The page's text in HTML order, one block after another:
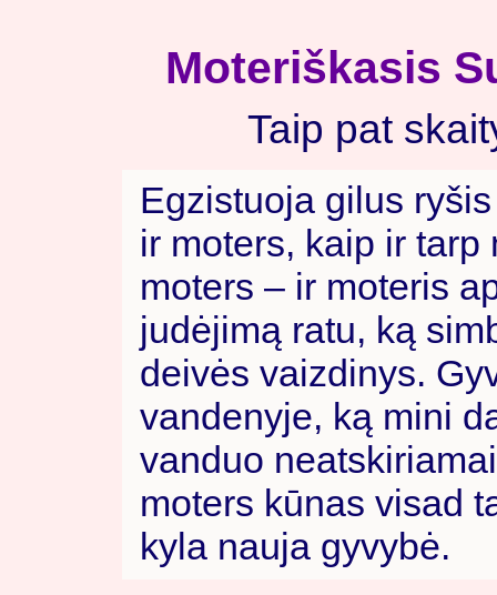
Moteriškasis
Taip pat
Egzistuoja gilus
ir moters, kaip ir
moters – ir moteris
judėjimą ratu, ką
deivės vaizdinys.
vandenyje, ką mini
vanduo
moters kūnas visad
kyla nauja gyvybė.